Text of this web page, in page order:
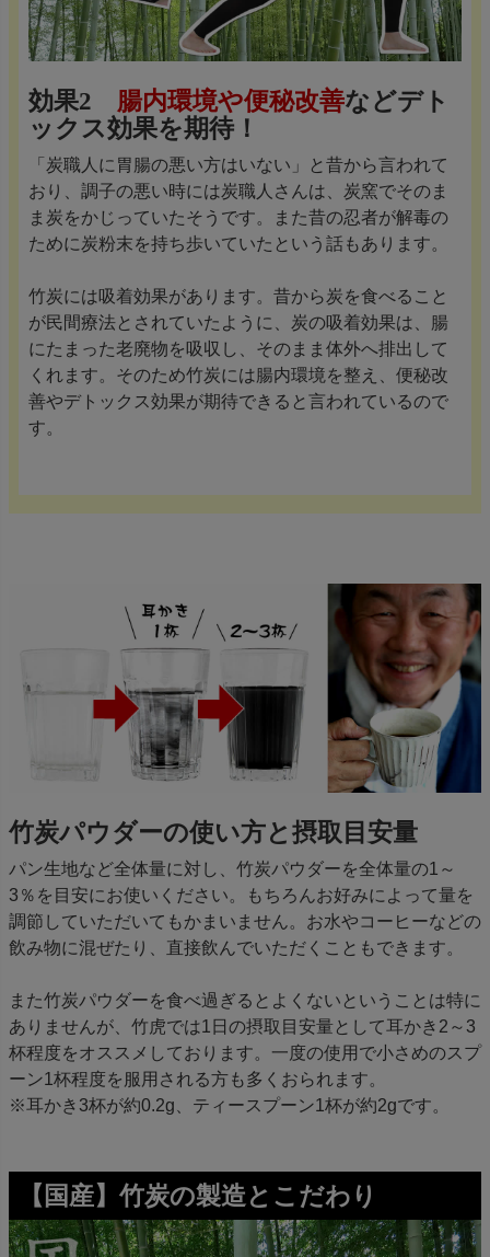
効果2 腸内環境や便秘改善などデト
ックス効果を期待！
「炭職人に胃腸の悪い方はいない」と昔から言われて
おり、調子の悪い時には炭職人さんは、炭窯でそのま
ま炭をかじっていたそうです。また昔の忍者が解毒の
ために炭粉末を持ち歩いていたという話もあります。
竹炭には吸着効果があります。昔から炭を食べること
が民間療法とされていたように、炭の吸着効果は、腸
にたまった老廃物を吸収し、そのまま体外へ排出して
くれます。そのため竹炭には腸内環境を整え、便秘改
善やデトックス効果が期待できると言われているので
す。
竹炭パウダーの使い方と摂取目安量
パン生地など全体量に対し、竹炭パウダーを全体量の1～
3％を目安にお使いください。もちろんお好みによって量を
調節していただいてもかまいません。お水やコーヒーなどの
飲み物に混ぜたり、直接飲んでいただくこともできます。
また竹炭パウダーを食べ過ぎるとよくないということは特に
ありませんが、竹虎では1日の摂取目安量として耳かき2～3
杯程度をオススメしております。一度の使用で小さめのスプ
ーン1杯程度を服用される方も多くおられます。
※耳かき3杯が約0.2g、ティースプーン1杯が約2gです。
【国産】竹炭の製造とこだわり